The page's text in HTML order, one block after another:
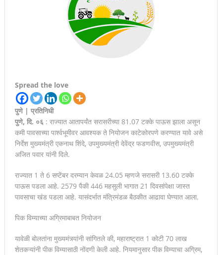
Spread the love
पुणे | प्रतिनिधी
पुणे, दि. ०६ : राज्यात आतापर्यंत सरासरीच्या 81.07 टक्के पाऊस झाला असून
कमी पावसाच्या पार्श्वभूमीवर आवश्यक ते नियोजन काटेकोरपणे करण्यात यावे असे
निर्देश मुख्यमंत्री एकनाथ शिंदे, उपमुख्यमंत्री देवेंद्र फडणवीस, उपमुख्यमंत्री
अजित पवार यांनी दिले.
राज्यात 1 ते 6 सप्टेंबर दरम्यान केवळ 24.05 म्हणजे सरासरी 13.60 टक्के
पाऊस पडला आहे. 2579 पैकी 446 महसुली भागात 21 दिवसांपेक्षा जास्त
पावसाचा खंड पडला आहे. यासंदर्भात मंत्रिमंडळ बैठकीत आढावा घेण्यात आला.
पिक विम्याच्या अग्रिमाबाबत नियोजन
यावेळी बोलतांना मुख्यमंत्र्यांनी सांगितले की, महाराष्ट्रात 1 कोटी 70 लाख
शेतकऱ्यांनी पीक विम्यासाठी नोंदणी केली आहे. नियमानुसार पीक विम्याचा अग्रिम,